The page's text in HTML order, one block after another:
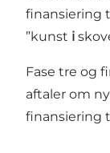
finansiering
”kunst i
Fase tre og
aftaler om
finansiering